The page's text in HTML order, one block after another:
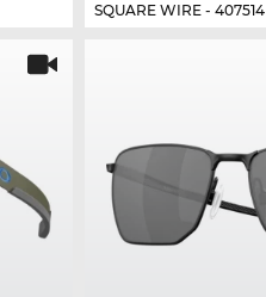
SQUARE WIRE - 407514